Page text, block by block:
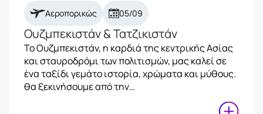
Αεροπορικώς 05/09
Ουζμπεκιστάν & Τατζικιστάν
Το Ουζμπεκιστάν, η καρδιά της κεντρικής Ασίας
και σταυροδρόμι των πολιτισμών, μας καλεί σε
ένα ταξίδι γεμάτο ιστορία, χρώματα και μύθους.
θα ξεκινήσουμε από την…